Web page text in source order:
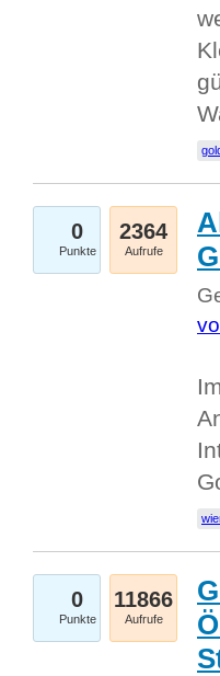
0
Punkte
2364
Aufrufe
0
Punkte
11866
Aufrufe